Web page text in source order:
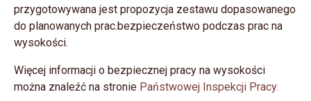
przygotowywana jest propozycja zestawu dopasowanego
do planowanych prac.bezpieczeństwo podczas prac na
wysokości.
Więcej informacji o bezpiecznej pracy na wysokości
można znaleźć na stronie Państwowej Inspekcji Pracy.